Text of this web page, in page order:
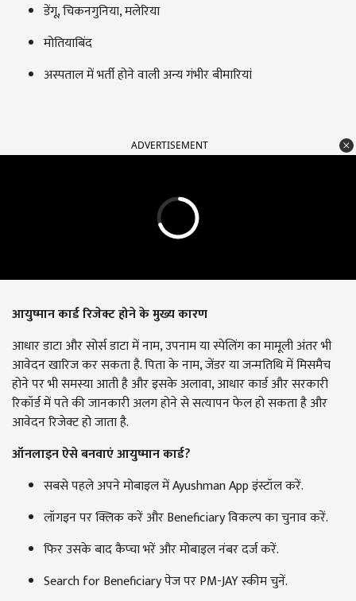
डेंगू, चिकनगुनिया, मलेरिया
मोतियाबिंद
अस्पताल में भर्ती होने वाली अन्य गंभीर बीमारियां
ADVERTISEMENT
आयुष्मानकार्डरिजेक्टहोनेकेमुख्यकारण
आधार डाटा और सोर्स डाटा में नाम, उपनाम या स्पेलिंग का मामूली अंतर भी
आवेदन खारिज कर सकता है. पिता के नाम, जेंडर या जन्मतिथि में मिसमैच
होने पर भी समस्या आती है और इसके अलावा, आधार कार्ड और सरकारी
रिकॉर्ड में पते की जानकारी अलग होने से सत्यापन फेल हो सकता है और
आवेदन रिजेक्ट हो जाता है.
ऑनलाइनऐसेबनवाएंआयुष्मानकार्ड?
सबसे पहले अपने मोबाइल में Ayushman App इंस्टॉल करें.
लॉगइन पर क्लिक करें और Beneficiary विकल्प का चुनाव करें.
फिर उसके बाद कैप्चा भरें और मोबाइल नंबर दर्ज करें.
Search for Beneficiary पेज पर PM-JAY स्कीम चुनें.